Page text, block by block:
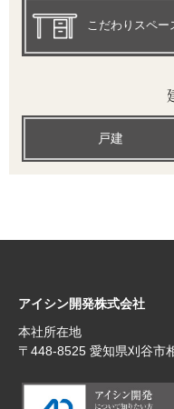
こだわりスペー
戸建
アイシン開発株式会社
本社所在地
〒448‐8525 愛知県刈谷市